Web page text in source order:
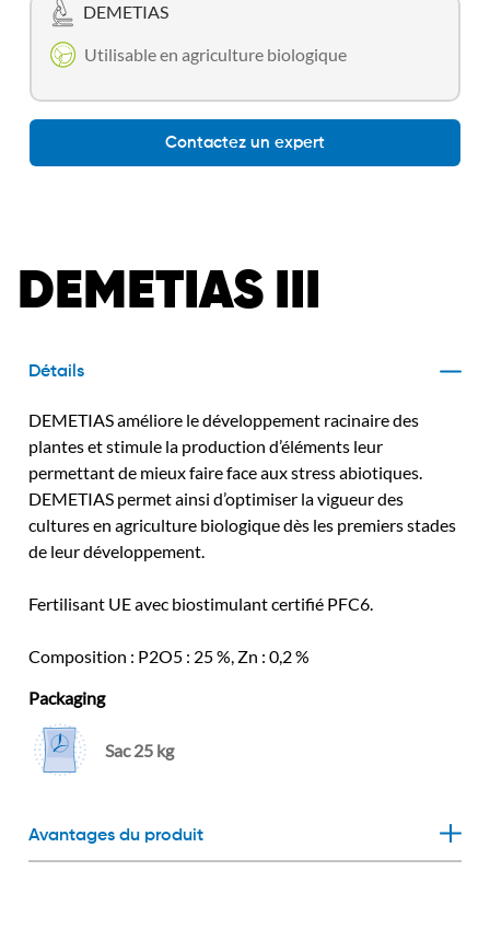
DEMETIAS
Utilisable en agriculture biologique
Contactez un expert
DEMETIAS III
Détails
DEMETIAS améliore le développement racinaire des
plantes et stimule la production d’éléments leur
permettant de mieux faire face aux stress abiotiques.
DEMETIAS permet ainsi d’optimiser la vigueur des
cultures en agriculture biologique dès les premiers stades
de leur développement.
Fertilisant UE avec biostimulant certifié PFC6.
Composition : P2O5 : 25 %, Zn : 0,2 %
Packaging
Sac 25 kg
Avantages du produit